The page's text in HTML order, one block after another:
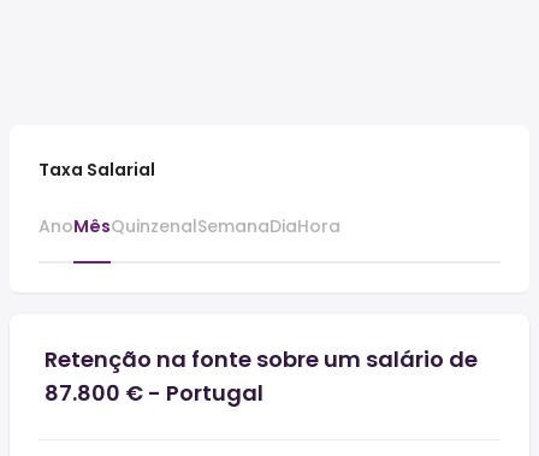
Taxa Salarial
AnoMêsQuinzenalSemanaDiaHora
Retenção na fonte sobre um salário de
87.800 € - Portugal